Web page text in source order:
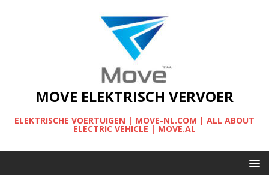
MOVE ELEKTRISCH VERVOER
ELEKTRISCHE VOERTUIGEN | MOVE-NL.COM | ALL ABOUT
ELECTRIC VEHICLE | MOVE.AL